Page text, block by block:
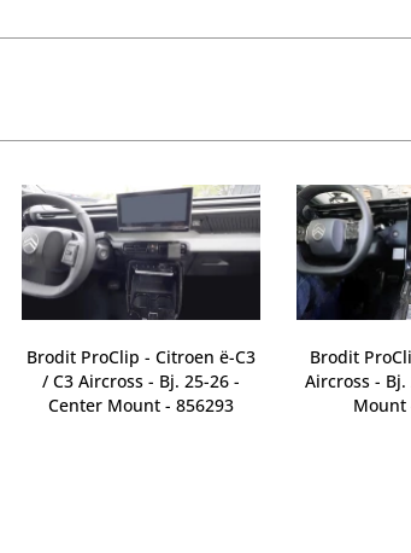
Brodit ProClip - Citroen ë-C3
/ C3 Aircross - Bj. 25-26 -
Center Mount - 856293
Brodit
Aircross -
Mount